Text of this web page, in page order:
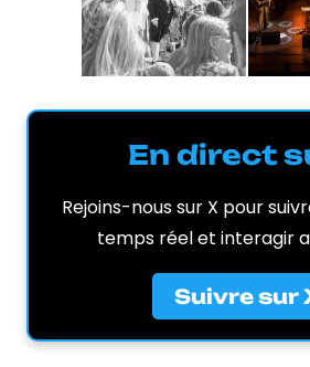
En direct
Rejoins-nous sur X pour
temps réel et interagir
Suivre sur